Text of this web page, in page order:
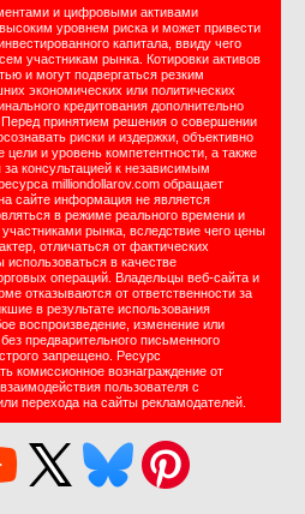
и цифровыми активами
уровнем риска и может привести
капитала, ввиду чего
участникам рынка. Котировки активов
и могут подвергаться резким
экономических или политических
кредитования дополнительно
принятием решения о совершении
риски и издержки, объективно
цели и уровень компетентности, а также
консультацией к независимым
milliondollarov.com обращает
сайте информация не является
в режиме реального времени и
рынка, вследствие чего цены
отличаться от фактических
в качестве
операций. Владельцы веб-сайта и
отказываются от ответственности за
в результате использования
воспроизведение, изменение или
предварительного письменного
запрещено. Ресурс
комиссионное вознаграждение от
пользователя с
перехода на сайты рекламодателей.